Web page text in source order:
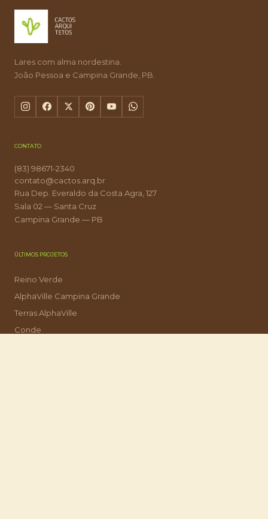
Lares com alma nordestina.
João Pessoa e Campina Grande, PB.
CONTATO
(83) 98671-2340
contato@cactos.arq.br
Rua Dep. Everaldo da Costa Agra, 127
Sala 02 — Santa Cruz
Campina Grande — PB
ÚLTIMOS PROJETOS
Reino Verde
AlphaVille Campina Grande
Terras AlphaVille
Conde